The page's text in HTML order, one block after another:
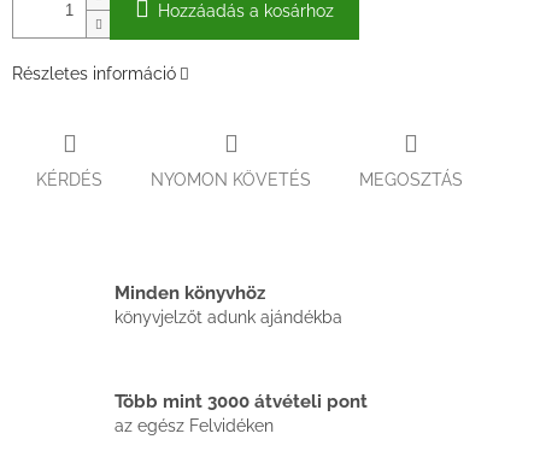
Hozzáadás a kosárhoz
Részletes információ
KÉRDÉS NYOMON KÖVETÉS MEGOSZTÁS
Minden könyvhöz
könyvjelzőt adunk ajándékba
Több mint 3000 átvételi pont
az egész Felvidéken